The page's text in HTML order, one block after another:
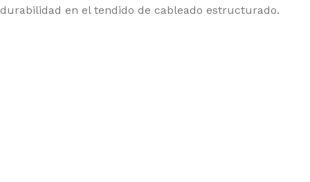
durabilidad en el tendido de cableado estructurado.